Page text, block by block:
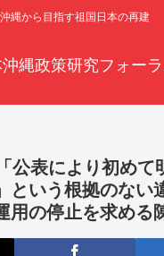
沖縄から目指す祖国日本の再建
縄政策研究フォー
公表により初めて
という根拠のない
用の停止を求める